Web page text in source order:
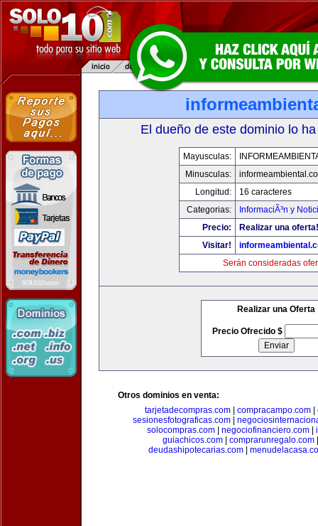
El dueño de este dominio lo
Mayusculas:
Minusculas:
Longitud:
16 caracteres
Categorias:
InformaciÃ³n y
Precio:
Realizar una oferta!
Visitar!
Serán consideradas
Realizar una Oferta
Precio Ofrecido $
Otros dominios en venta:
tarjetadecompras.com
compracampo.com
sesionesfotograficas.com
solocompras.com| negociofinanciero.com|
guiachicos.com
comprarunregalo.com
deudashipotecarias.com|